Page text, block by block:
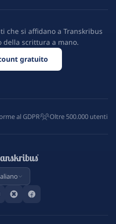
che si affidano a Transkribus
della scrittura a mano.
gratuito
al GDPR Oltre 500.000 utenti